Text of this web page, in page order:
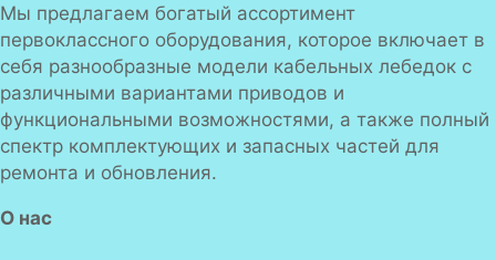
Мы предлагаем богатый ассортимент
первоклассного оборудования, которое включает в
себя разнообразные модели кабельных лебедок с
различными вариантами приводов и
функциональными возможностями, а также полный
спектр комплектующих и запасных частей для
ремонта и обновления.
О нас